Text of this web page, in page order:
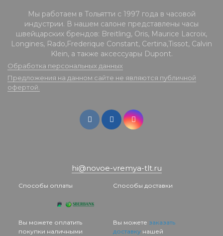
Мы работаем в Тольятти с 1997 года в часовой
индустрии. В нашем салоне представлены часы
швейцарских брендов: Breitling, Oris, Maurice Lacroix,
Longines, Rado,Frederique Constant, Certina,Tissot, Calvin
Klein, а также аксессуары Dupont.
Обработка персональных данных
Предложения на данном сайте не являются публичной
офертой.
hi@novoe-vremya-tlt.ru
Способы оплаты
Вы можете оплатить
покупки наличными
Способы доставки
Вы можете заказать
доставкунашей